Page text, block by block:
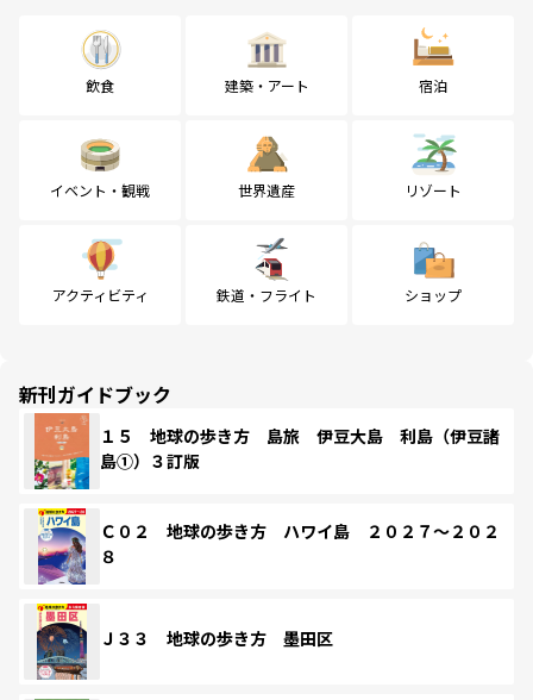
飲食 建築・アート 宿泊
イベント・観戦 世界遺産 リゾート
アクティビティ 鉄道・フライト ショップ
新刊ガイドブック
１５ 地球の歩き方 島旅 伊豆大島 利島（伊豆諸
島①）３訂版
Ｃ０２ 地球の歩き方 ハワイ島 ２０２７～２０２
８
Ｊ３３ 地球の歩き方 墨田区